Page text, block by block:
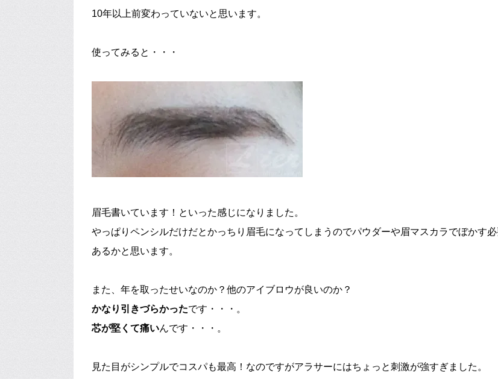
10年以上前変わっていないと思います。
使ってみると・・・
眉毛書いています！といった感じになりました。
やっぱりペンシルだけだとかっちり眉毛になってしまうのでパウダーや眉マスカラでぼかす
あるかと思います。
また、年を取ったせいなのか？他のアイブロウが良いのか？
かなり引きづらかったです・・・。
芯が堅くて痛いんです・・・。
見た目がシンプルでコスパも最高！なのですがアラサーにはちょっと刺激が強すぎました。